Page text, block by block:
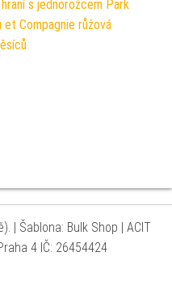
s jednorožcem Park
et Compagnie růžová
| Šablona: Bulk Shop | ACIT
4 IČ: 26454424